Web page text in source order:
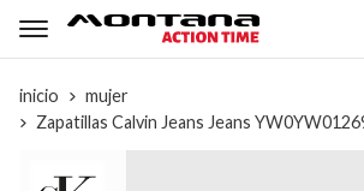
inicio
mujer